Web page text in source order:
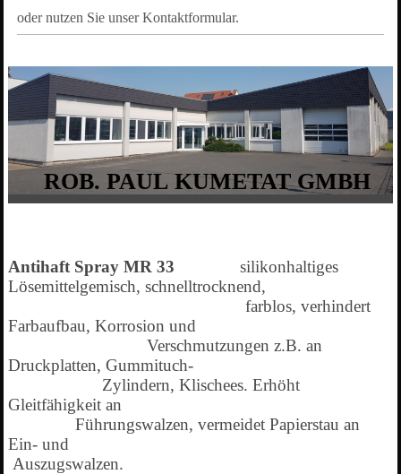
oder nutzen Sie unser Kontaktformular.
ROB. PAUL KUMETAT GMBH
Antihaft Spray MR 33
silikonhaltiges
Lösemittelgemisch, schnelltrocknend,
farblos, verhindert
Farbaufbau, Korrosion und
Verschmutzungen z.B. an
Druckplatten, Gummituch-
Zylindern, Klischees. Erhöht
Gleitfähigkeit an
Führungswalzen, vermeidet Papierstau an
Ein- und
Auszugswalzen.